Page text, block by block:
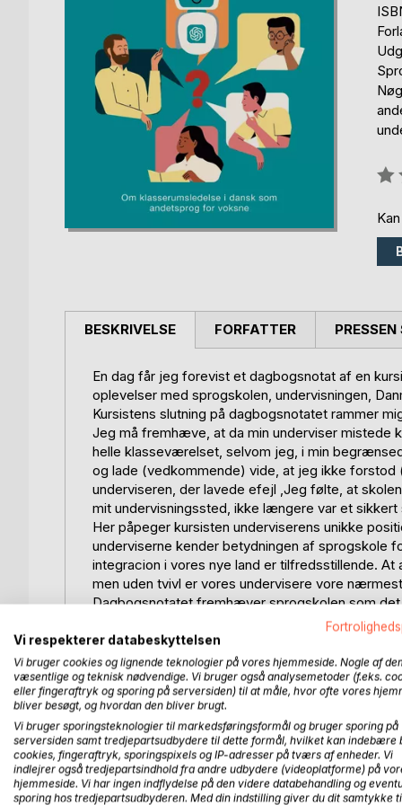
BESKRIVELSE
En dag får jeg forevist et dagbogsnotat af en
oplevelser med sprogskolen, undervisningen,
Kursistens slutning på dagbogsnotatet rammer
Jeg må fremhæve, at da min underviser mistede
helle klasseværelset, selvom jeg, i min
og lade (vedkommende) vide, at jeg ikke
underviseren, der lavede efejl ,Jeg følte, at
mit undervisningssted, ikke længere var et
Her påpeger kursisten underviserens unikke
underviserne kender betydningen af sprogskole
integracion i vores nye land er tilfredsstillende.
men uden tvivl er vores undervisere vore
Dagbogsnotatet fremhæver sprogskolen som
respekt i sprogundervisning, personlig hjælp,
og tryg tilværelse i Danmark – vel at mærke, når
dagbogsnotat vidner om den store udfordring
undervisning og klasserumsledelse af mine
spørgsmål om mine værdier og normer, sprog-
være tale om forpligtigelser og konsekvenser
Det kommer derfor i høj grad til at handle om mit
mit klasserum, hvor jeg skal påtage mig, mit
kursister:
– Så god klasseledelse handler derfor om
FORFATTER PRESSEN
Vi respekterer databeskyttelsen
Vi bruger cookies og lignende teknologier på vores hjemmeside. Nogle af
væsentlige og teknisk nødvendige. Vi bruger også analysemetoder (f.eks.
eller fingeraftryk og sporing på serversiden) til at måle, hvor ofte vores
bliver besøgt, og hvordan den bliver brugt.
Vi bruger sporingsteknologier til markedsføringsformål og bruger sporing på
serversiden samt tredjepartsudbydere til dette formål, hvilket kan indebære
cookies, fingeraftryk, sporingspixels og IP-adresser på tværs af enheder. Vi
indlejrer også tredjepartsindhold fra andre udbydere (videoplatforme) på
hjemmeside. Vi har ingen indflydelse på den videre databehandling og
sporing hos tredjepartsudbyderen. Med din indstilling giver du dit samtykke